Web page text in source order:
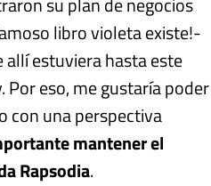
libro violeta existe!-
estuviera hasta este
eso, me gustaría poder
con una perspectiva
mantener el
Rapsodia.